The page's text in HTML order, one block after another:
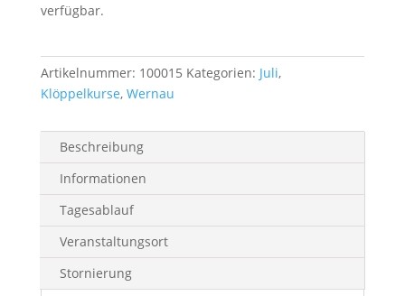
verfügbar.
Artikelnummer: 100015 Kategorien: Juli,
Klöppelkurse, Wernau
Beschreibung
Informationen
Tagesablauf
Veranstaltungsort
Stornierung